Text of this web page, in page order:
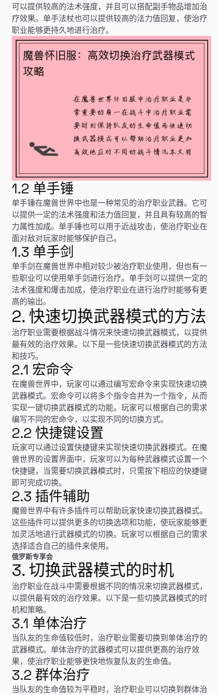
可以提供较高的法术强度，并且可以搭配副手物品增加治
疗效果。单手法杖也可以提供较高的法力值回复，使治疗
职业能够更持久地进行治疗。
1.2 单手锤
单手锤在魔兽世界中也是一种常见的治疗职业武器。它可
以提供一定的法术强度和法力值回复，并且具有较高的智
力属性加成。单手锤也可以用于近战攻击，使治疗职业在
面对敌对玩家时能够保护自己。
1.3 单手剑
单手剑在魔兽世界中相对较少被治疗职业使用，但也有一
些职业可以使用单手剑进行治疗。单手剑可以提供一定的
法术强度和爆击加成，使治疗职业在进行治疗时能够有更
高的输出。
2. 快速切换武器模式的方法
治疗职业需要根据战斗情况来快速切换武器模式，以提供
最有效的治疗效果。以下是一些快速切换武器模式的方法
和技巧。
2.1 宏命令
在魔兽世界中，玩家可以通过编写宏命令来实现快速切换
武器模式。宏命令可以将多个指令合并为一个指令，从而
实现一键切换武器模式的功能。玩家可以根据自己的需求
编写不同的宏命令，以实现不同的切换方式。
2.2 快捷键设置
玩家可以通过设置快捷键来实现快速切换武器模式。在魔
兽世界的设置界面中，玩家可以为每种武器模式设置一个
快捷键，当需要切换武器模式时，只需按下相应的快捷键
即可完成切换。
2.3 插件辅助
魔兽世界中有许多插件可以帮助玩家快速切换武器模式。
这些插件可以提供更多的切换选项和功能，使玩家能够更
加灵活地进行武器模式的切换。玩家可以根据自己的需求
选择适合自己的插件来使用。
俄罗斯专享会
3. 切换武器模式的时机
治疗职业在战斗中需要根据不同的情况来切换武器模式，
以提供最有效的治疗效果。以下是一些切换武器模式的时
机和策略。
3.1 单体治疗
当队友的生命值较低时，治疗职业需要切换到单体治疗的
武器模式。单体治疗的武器模式可以提供更高的治疗效
果，使治疗职业能够更快地恢复队友的生命值。
3.2 群体治疗
当队友的生命值较为平稳时，治疗职业可以切换到群体治